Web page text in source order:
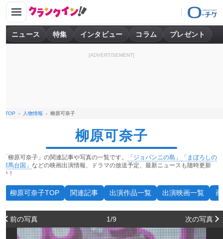
ニュース 特集 インタビュー コラム プレゼント
[ADVERTISEMENT]
TOP 人物情報 柳原可奈子
柳原可奈子
「柳原可奈子」の関連記事や写真の一覧です。 「ジョバンニの島」
「まぼろしの
邪馬台国」 などの映画出演情報、ドラマの放送予定、最新ニュースも随時更新
中！
柳原可奈子TOP 関連記事 出演作品一覧 出演映画一覧
前の写真 1/9 次の写真